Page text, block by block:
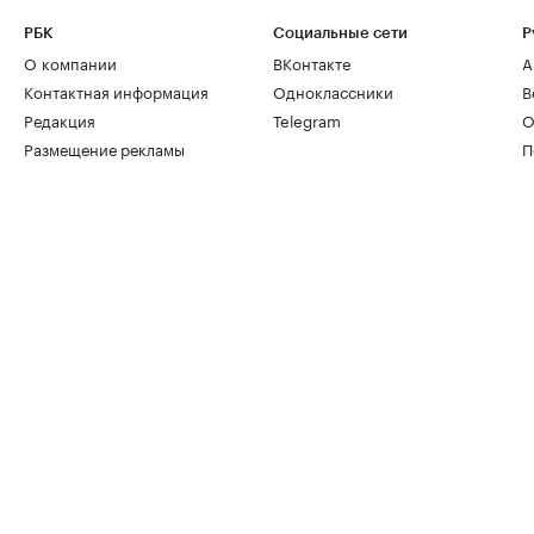
РБК
О компании
Контактная информация
Редакция
Размещение рекламы
Социальные сети
ВКонтакте
Одноклассники
Telegram